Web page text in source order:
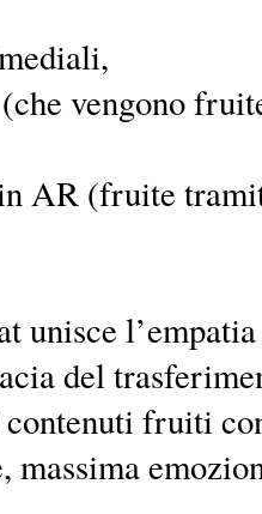
vengono
AR (fruite
unisce
del
fruiti
massima